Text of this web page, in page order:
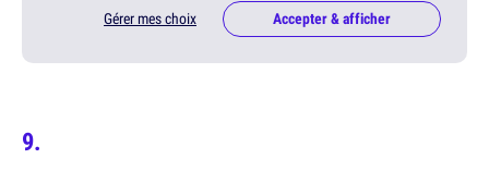
Gérer mes choix Accepter & afficher